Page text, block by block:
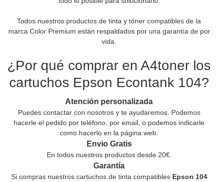
Todos nuestros productos de tinta y tóner compatibles de la
marca Color Premium están respaldados por una garantía de por
vida.
¿Por qué comprar en A4toner los
cartuchos Epson Econtank 104?
Atención personalizada
Puedes contactar con nosotros y te ayudaremos. Podemos
hacerle el pedido por teléfono, por email, o podemos indicarle
como hacerlo en la página web.
Envio Gratis
En todos nuestros productos desde 20€.
Garantía
Si compras nuestros cartuchos de tinta compatiblesEpson 104